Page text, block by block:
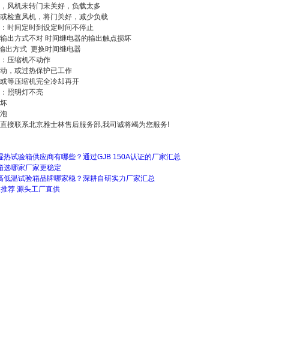
风机未转门未关好，负载太多
检查风机，将门关好，减少负载
时间定时到设定时间不停止
出方式不对 时间继电器的输出触点损坏
出方式 更换时间继电器
压缩机不动作
，或过热保护已工作
等压缩机完全冷却再开
照明灯不亮
接联系北京雅士林售后服务部,我司诚将竭为您服务!
热试验箱供应商有哪些？通过GJB 150A认证的厂家汇总
选哪家厂家更稳定
低温试验箱品牌哪家稳？深耕自研实力厂家汇总
荐 源头工厂直供